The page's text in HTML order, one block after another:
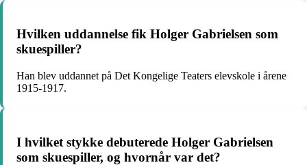
Hvilken uddannelse fik Holger Gabrielsen som
skuespiller?
Han blev uddannet på Det Kongelige Teaters elevskole i årene
1915-1917.
I hvilket stykke debuterede Holger Gabrielsen
som skuespiller, og hvornår var det?